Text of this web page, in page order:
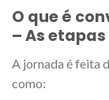
O que é
– As
A jornada é feita
como: